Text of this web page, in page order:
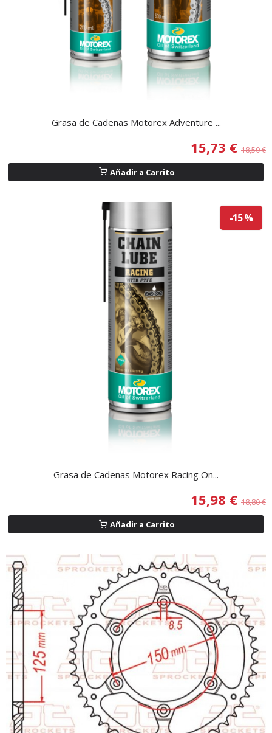
Grasa de Cadenas Motorex Adventure ...
15,73 € 18,50 €
Añadir a Carrito
-15 %
Grasa de Cadenas Motorex Racing On...
15,98 € 18,80 €
Añadir a Carrito